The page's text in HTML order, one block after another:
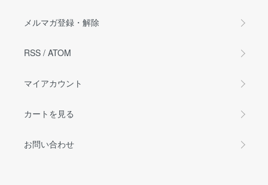
メルマガ登録・解除
RSS / ATOM
マイアカウント
カートを見る
お問い合わせ